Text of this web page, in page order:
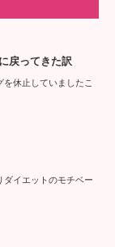
戻ってきた訳
休止していましたこ
ダイエットのモチベー